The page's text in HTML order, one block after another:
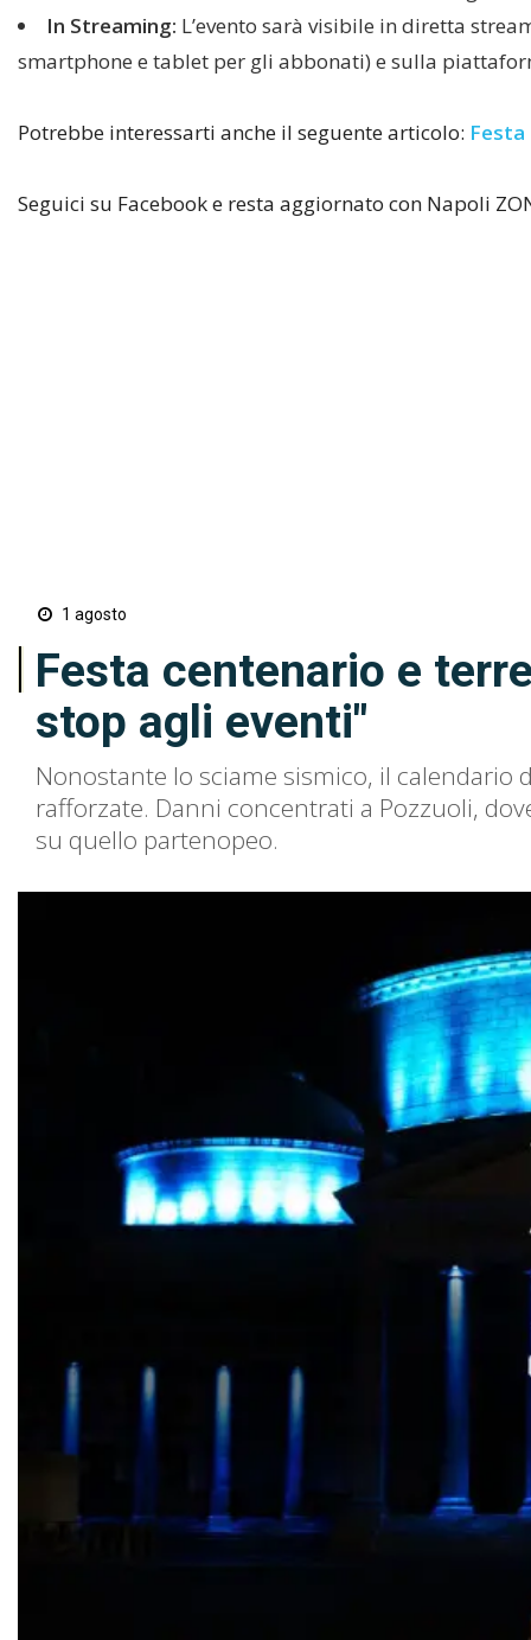
In Streaming: L’evento sarà visibile in diretta
smartphone e tablet per gli abbonati) e sulla
Potrebbe interessarti anche il seguente articolo:
Seguici su Facebook e resta aggiornato con Napoli
1 agosto
Festa centenario e
stop agli eventi"
Nonostante lo sciame sismico, il
rafforzate. Danni concentrati a Pozzuoli,
su quello partenopeo.